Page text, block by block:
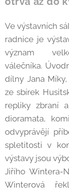
Ve výstavních
radnice je
význam
válečníka.
dílny Jana
ze sbírek
repliky zbraní
dioramata,
odvyprávějí
spletitosti v
výstavy jsou
Jiřího Wintera-
Winterová